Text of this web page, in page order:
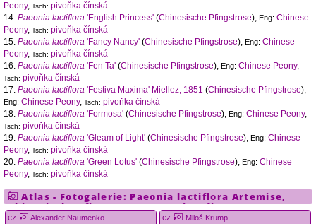
Peony, Tsch: pivoňka čínská
14. Paeonia lactiflora 'English Princess' (Chinesische Pfingstrose), Eng: Chinese
Peony, Tsch: pivoňka čínská
15. Paeonia lactiflora 'Fancy Nancy' (Chinesische Pfingstrose), Eng: Chinese
Peony, Tsch: pivoňka čínská
16. Paeonia lactiflora 'Fen Ta' (Chinesische Pfingstrose), Eng: Chinese Peony,
Tsch: pivoňka čínská
17. Paeonia lactiflora 'Festiva Maxima' Miellez, 1851 (Chinesische Pfingstrose),
Eng: Chinese Peony, Tsch: pivoňka čínská
18. Paeonia lactiflora 'Formosa' (Chinesische Pfingstrose), Eng: Chinese Peony,
Tsch: pivoňka čínská
19. Paeonia lactiflora 'Gleam of Light' (Chinesische Pfingstrose), Eng: Chinese
Peony, Tsch: pivoňka čínská
20. Paeonia lactiflora 'Green Lotus' (Chinesische Pfingstrose), Eng: Chinese
Peony, Tsch: pivoňka čínská
Atlas - Fotogalerie: Paeonia lactiflora Artemise,
Chinesische Pfingstrose,Paeonia,Pfingstrose
cz
Alexander Naumenko
cz
Miloš Krump